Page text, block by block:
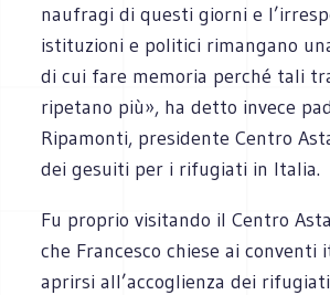
naufragi di questi giorni e
istituzioni e politici rimangano
di cui fare memoria perché tali
ripetano più», ha detto invece
Ripamonti, presidente Centro
dei gesuiti per i rifugiati in Italia.
Fu proprio visitando il Centro
che Francesco chiese ai conventi
aprirsi all’accoglienza dei